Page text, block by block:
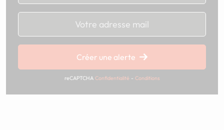
Chargement...
Créer une alerte
reCAPTCHA Confidentialité - Conditions